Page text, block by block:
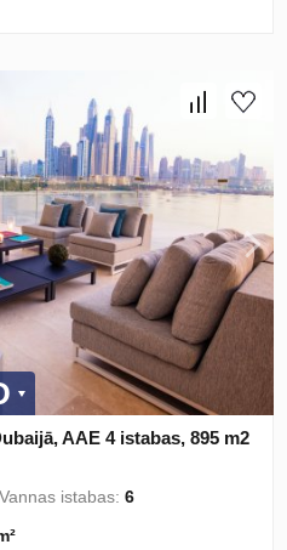
AAE 4 istabas, 895 m2
Vannas istabas:6